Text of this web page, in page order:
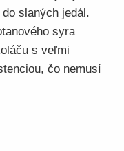
slaných jedál.
syra
s veľmi
čo nemusí